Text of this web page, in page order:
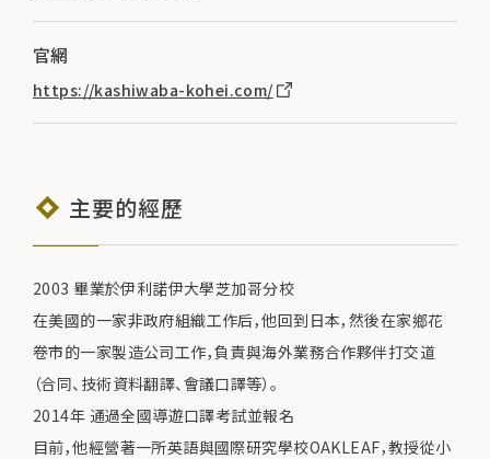
官網
https://kashiwaba-kohei.com/
主要的經歷
2003 畢業於伊利諾伊大學芝加哥分校
在美國的一家非政府組織工作后，他回到日本，然後在家鄉花
卷市的一家製造公司工作，負責與海外業務合作夥伴打交道
（合同、技術資料翻譯、會議口譯等）。
2014年 通過全國導遊口譯考試並報名
目前，他經營著一所英語與國際研究學校OAKLEAF，教授從小